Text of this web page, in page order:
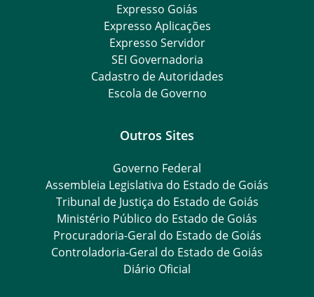
Expresso Goiás
Expresso Aplicações
Expresso Servidor
SEI Governadoria
Cadastro de Autoridades
Escola de Governo
Outros Sites
Governo Federal
Assembleia Legislativa do Estado de Goiás
Tribunal de Justiça do Estado de Goiás
Ministério Público do Estado de Goiás
Procuradoria-Geral do Estado de Goiás
Controladoria-Geral do Estado de Goiás
Diário Oficial